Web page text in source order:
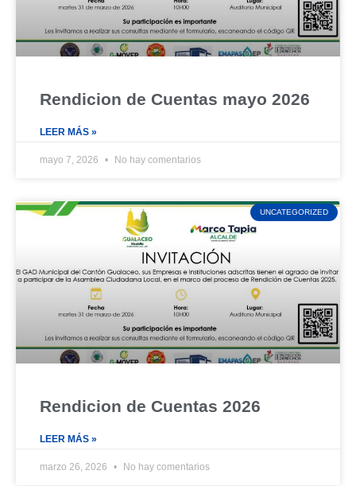
Rendicion de Cuentas mayo 2026
LEER MÁS »
mayo 7, 2026 No hay comentarios
UNCATEGORIZED
Rendicion de Cuentas 2026
LEER MÁS »
marzo 26, 2026 No hay comentarios